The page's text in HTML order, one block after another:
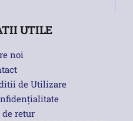
UTILE
noi
de Utilizare
retur